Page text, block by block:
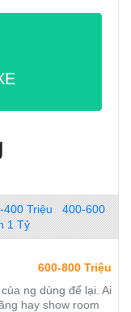
400 Triệu
400-600
1 Tỷ
600-800 Triệu
ng dùng để lại. Ai
hay show room